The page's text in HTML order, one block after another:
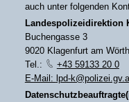
auch unter folgenden
Landespolizeidirektion
Buchengasse 3
9020 Klagenfurt am
Tel.:
+43 59133 20 0
E-Mail: lpd-